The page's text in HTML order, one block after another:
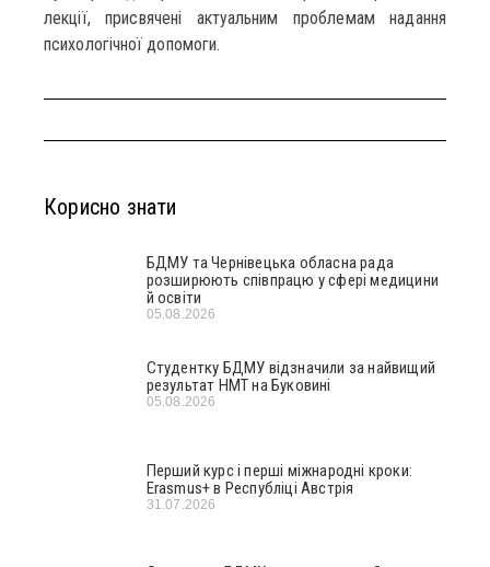
лекції, присвячені актуальним проблемам надання
психологічної допомоги.
Корисно знати
БДМУ та Чернівецька обласна рада
розширюють співпрацю у сфері медицини
й освіти
05.08.2026
Студентку БДМУ відзначили за найвищий
результат НМТ на Буковині
05.08.2026
Перший курс і перші міжнародні кроки:
Erasmus+ в Республіці Австрія
31.07.2026